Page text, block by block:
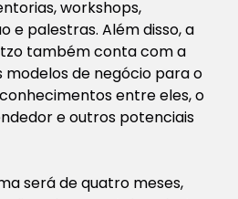
workshops,
e palestras. Além disso, a
também conta com a
de negócio para o
entre eles, o
e outros potenciais
será de quatro meses,